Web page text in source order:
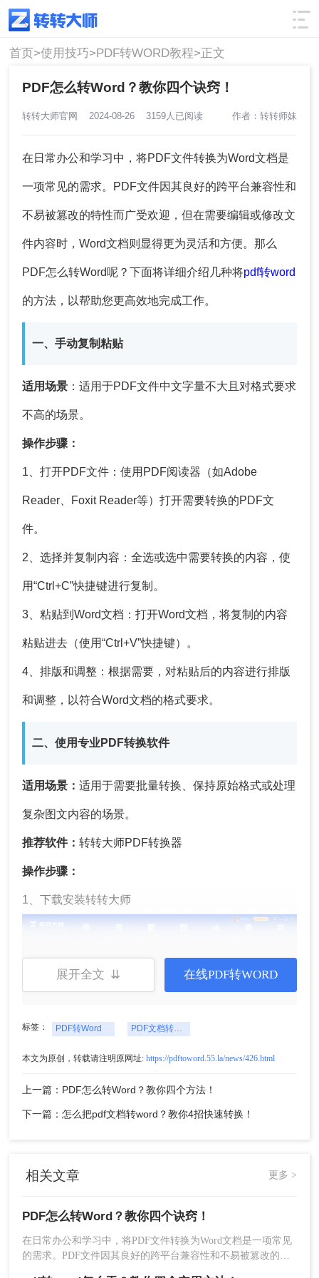
使用技巧 筛选
首页>使用技巧>PDF转WORD教程>正文
PDF怎么转Word？教你四个诀窍！
转转大师官网 2024-08-26 3159人已阅读 作者：转转师妹
在日常办公和学习中，将PDF文件转换为Word文档是
一项常见的需求。PDF文件因其良好的跨平台兼容性和
不易被篡改的特性而广受欢迎，但在需要编辑或修改文
件内容时，Word文档则显得更为灵活和方便。那么
PDF怎么转Word呢？下面将详细介绍几种将pdf转word
的方法，以帮助您更高效地完成工作。
一、手动复制粘贴
适用场景 ：适用于PDF文件中文字量不大且对格式要求
不高的场景。
操作步骤：
1、打开PDF文件：使用PDF阅读器（如Adobe
Reader、Foxit Reader等）打开需要转换的PDF文
件。
2、选择并复制内容：全选或选中需要转换的内容，使
用“Ctrl+C”快捷键进行复制。
3、粘贴到Word文档：打开Word文档，将复制的内容
粘贴进去（使用“Ctrl+V”快捷键）。
4、排版和调整：根据需要，对粘贴后的内容进行排版
和调整，以符合Word文档的格式要求。
二、使用专业PDF转换软件
适用场景：适用于需要批量转换、保持原始格式或处理
复杂图文内容的场景。
推荐软件：转转大师PDF转换器
操作步骤：
1、下载安装转转大师
2、然后添加PDF文件进行转换。
展开全文 ⇊ 在线PDF转WORD
标签： PDF转Word PDF文档转Word文档
本文为原创，转载请注明原网址: https://pdftoword.55.la/news/426.html
上一篇：PDF怎么转Word？教你四个方法！
下一篇：怎么把pdf文档转word？教你4招快速转换！
相关文章 更多 >
PDF怎么转Word？教你四个诀窍！
在日常办公和学习中，将PDF文件转换为Word文档是一项常见
的需求。PDF文件因其良好的跨平台兼容性和不易被篡改的特